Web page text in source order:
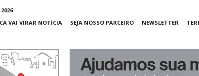
VAI VIRAR NOTÍCIA SEJA NOSSO PARCEIRO NEWSLETTER